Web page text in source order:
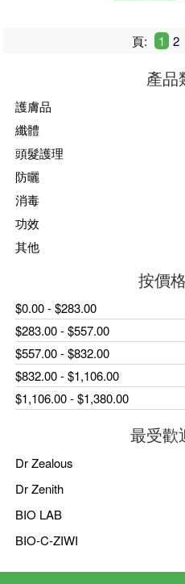
產品
護膚品
纖體
頭髮護理
防曬
消毒
功效
其他
按價
$0.00 - $283.00
$283.00 - $557.00
$557.00 - $832.00
$832.00 - $1,106.00
$1,106.00 - $1,380.00
最受歡
Dr Zealous
Dr Zenith
BIO LAB
BIO-C-ZIWI
頁: 1 2